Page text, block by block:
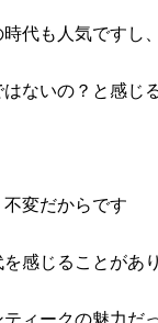
時代も人気です
ないの？と感じ
変だからです
感じることがあ
ィークの魅力だ